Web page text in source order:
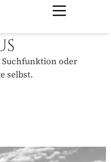
Suchfunktion oder
selbst.